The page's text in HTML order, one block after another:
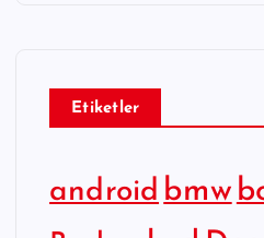
Etiketler
android bmw